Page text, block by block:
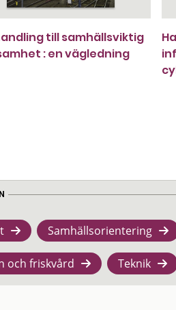
till samhällsviktig
: en vägledning
Samhällsorientering
och friskvård Teknik